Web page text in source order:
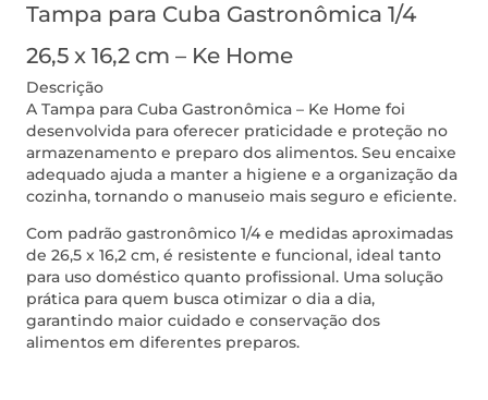
Tampa para Cuba Gastronômica 1/4
26,5 x 16,2 cm – Ke Home
Descrição
A Tampa para Cuba Gastronômica – Ke Home foi
desenvolvida para oferecer praticidade e proteção no
armazenamento e preparo dos alimentos. Seu encaixe
adequado ajuda a manter a higiene e a organização da
cozinha, tornando o manuseio mais seguro e eficiente.
Com padrão gastronômico 1/4 e medidas aproximadas
de 26,5 x 16,2 cm, é resistente e funcional, ideal tanto
para uso doméstico quanto profissional. Uma solução
prática para quem busca otimizar o dia a dia,
garantindo maior cuidado e conservação dos
alimentos em diferentes preparos.